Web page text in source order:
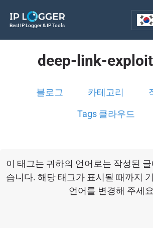
Best IP Logger & IP Tools
deep-link-
블로그 카테고리
Tags 클라우드